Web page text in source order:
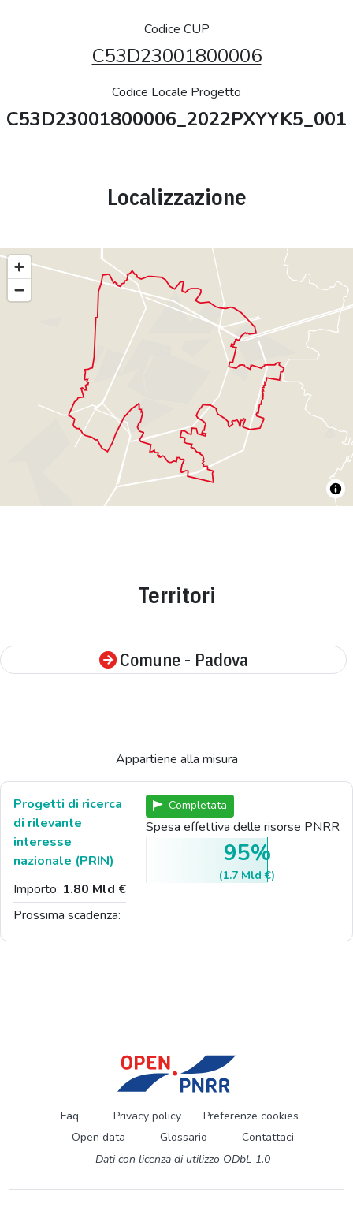
Codice CUP
C53D23001800006
Codice Locale Progetto
C53D23001800006_2022PXYYK5_001
Localizzazione
Territori
Comune - Padova
Appartiene alla misura
Progetti di ricerca
di rilevante
interesse
nazionale (PRIN)
Importo: 1.80 Mld €
Prossima scadenza:
Completata
Spesa effettiva delle risorse PNRR
95%
(1.7 Mld €)
Faq Privacy policy
Preferenze cookies
Open data
Glossario
Contattaci
Dati con licenza di utilizzo ODbL 1.0